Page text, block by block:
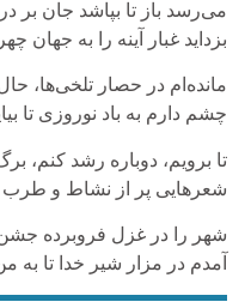
می‌رسد باز تا بپاشد جان بر
بزداید غبار آینه را به جهان
مانده‌ام در حصار تلخی‌ها،
چشم دارم به باد نوروزی تا
تا برویم، دوباره رشد کنم،
شعر‌هایی پر از نشاط و طرب
شهر را در غزل فروبرده
آمدم در مزار شیر خدا تا